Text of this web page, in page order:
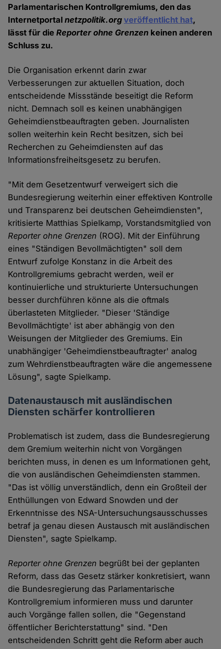
Parlamentarischen Kontrollgremiums, den das
Internetportalnetzpolitik.org veröffentlicht hat,
lässt für dieReporter ohne Grenzen keinen anderen
Schluss zu.
Die Organisation erkennt darin zwar
Verbesserungen zur aktuellen Situation, doch
entscheidende Missstände beseitigt die Reform
nicht. Demnach soll es keinen unabhängigen
Geheimdienstbeauftragten geben. Journalisten
sollen weiterhin kein Recht besitzen, sich bei
Recherchen zu Geheimdiensten auf das
Informationsfreiheitsgesetz zu berufen.
"Mit dem Gesetzentwurf verweigert sich die
Bundesregierung weiterhin einer effektiven Kontrolle
und Transparenz bei deutschen Geheimdiensten",
kritisierte Matthias Spielkamp, Vorstandsmitglied von
Reporter ohne Grenzen (ROG). Mit der Einführung
eines "Ständigen Bevollmächtigten" soll dem
Entwurf zufolge Konstanz in die Arbeit des
Kontrollgremiums gebracht werden, weil er
kontinuierliche und strukturierte Untersuchungen
besser durchführen könne als die oftmals
überlasteten Mitglieder. "Dieser 'Ständige
Bevollmächtigte' ist aber abhängig von den
Weisungen der Mitglieder des Gremiums. Ein
unabhängiger 'Geheimdienstbeauftragter' analog
zum Wehrdienstbeauftragten wäre die angemessene
Lösung", sagte Spielkamp.
Datenaustausch mit ausländischen
Diensten schärfer kontrollieren
Problematisch ist zudem, dass die Bundesregierung
dem Gremium weiterhin nicht von Vorgängen
berichten muss, in denen es um Informationen geht,
die von ausländischen Geheimdiensten stammen.
"Das ist völlig unverständlich, denn ein Großteil der
Enthüllungen von Edward Snowden und der
Erkenntnisse des NSA-Untersuchungsausschusses
betraf ja genau diesen Austausch mit ausländischen
Diensten", sagte Spielkamp.
Reporter ohne Grenzen begrüßt bei der geplanten
Reform, dass das Gesetz stärker konkretisiert, wann
die Bundesregierung das Parlamentarische
Kontrollgremium informieren muss und darunter
auch Vorgänge fallen sollen, die "Gegenstand
öffentlicher Berichterstattung" sind. "Den
entscheidenden Schritt geht die Reform aber auch